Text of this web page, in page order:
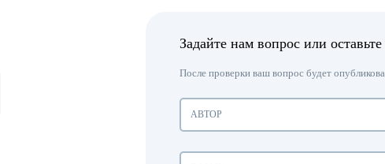
Задайте нам вопрос или
После проверки ваш вопрос будет